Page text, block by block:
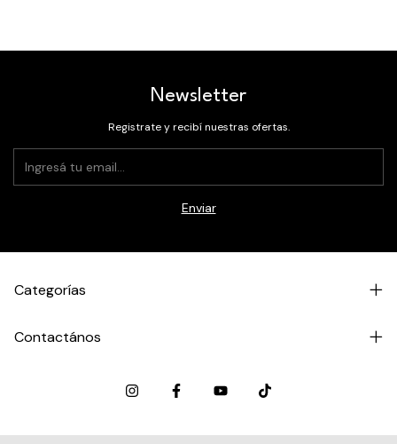
Newsletter
Registrate y recibí nuestras ofertas.
Categorías
Contactános